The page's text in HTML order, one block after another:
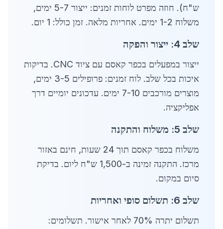
ש"ח). חוזה מפרט לוחות זמנים: ייצור 5-7 ימים,
משלוח 1-2 ימים. אחריות מלאה. זמן כולל: 1 יום.
שלב 4: ייצור והפקה
ייצור במפעלים בכפר קאסם עם ציוד CNC. בדיקות
איכות בכל שלב. לוח זמנים: פרופילים 3-5 ימים,
מוצרים מורכבים 7-10 ימים. עדכונים יומיים דרך
אפליקציה.
שלב 5: משלוח והתקנה
משלוח בכפר קאסם תוך 24 שעות, חינם באזור
מרכז. התקנה זמינה ב-1,500 ש"ח ליום. בדיקת
סיום במקום.
שלב 6: תשלום סופי ואחריות
תשלום יתרה 70% לאחר אישור. תשלומים: